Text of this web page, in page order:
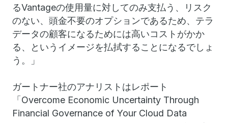
るVantageの使用量に対してのみ支払う、リスク
のない、頭金不要のオプションであるため、テラ
データの顧客になるためには高いコストがかか
る、というイメージを払拭することになるでしょ
う。」
ガートナー社のアナリストはレポート
「Overcome Economic Uncertainty Through
Financial Governance of Your Cloud Data